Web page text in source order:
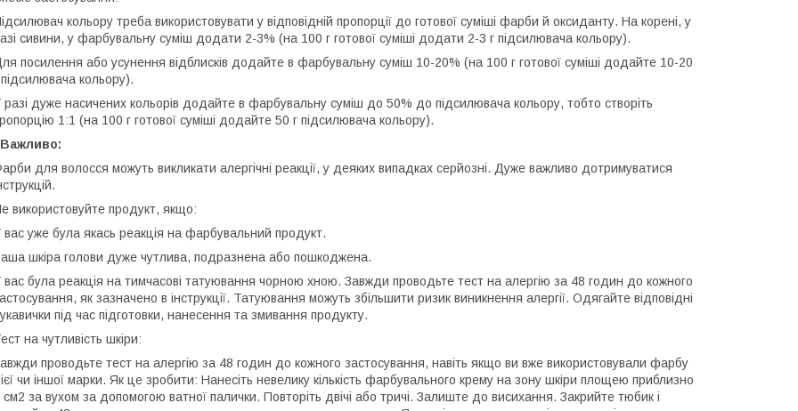
кольору треба використовувати у відповідній пропорції до готової суміші фарби й оксиданту. На корені, у
сивини, у фарбувальну суміш додати 2-3% (на 100 г готової суміші додати 2-3 г підсилювача кольору).
посилення або усунення відблисків додайте в фарбувальну суміш 10-20% (на 100 г готової суміші додайте 10-20
підсилювача кольору).
разі дуже насичених кольорів додайте в фарбувальну суміш до 50% до підсилювача кольору, тобто створіть
1:1 (на 100 г готової суміші додайте 50 г підсилювача кольору).
для волосся можуть викликати алергічні реакції, у деяких випадках серйозні. Дуже важливо дотримуватися
використовуйте продукт, якщо:
вас уже була якась реакція на фарбувальний продукт.
шкіра голови дуже чутлива, подразнена або пошкоджена.
вас була реакція на тимчасові татуювання чорною хною. Завжди проводьте тест на алергію за 48 годин до кожного
як зазначено в інструкції. Татуювання можуть збільшити ризик виникнення алергії. Одягайте відповідні
під час підготовки, нанесення та змивання продукту.
на чутливість шкіри:
проводьте тест на алергію за 48 годин до кожного застосування, навіть якщо ви вже використовували фарбу
чи іншої марки. Як це зробити: Нанесіть невелику кількість фарбувального крему на зону шкіри площею приблизно
см2 за вухом за допомогою ватної палички. Повторіть двічі або тричі. Залиште до висихання. Закрийте тюбик і